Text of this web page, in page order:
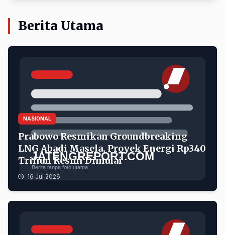
Berita Utama
Prabowo Resmikan Groundbreaking LNG Abadi
NASIONAL
Prabowo Resmikan Groundbreaking
LNG Abadi Masela, Proyek Energi Rp340
Triliun Resmi Dimulai
16 Jul 2026
Kejati Jateng Tegaskan Tidak Ada Penggeledahan,